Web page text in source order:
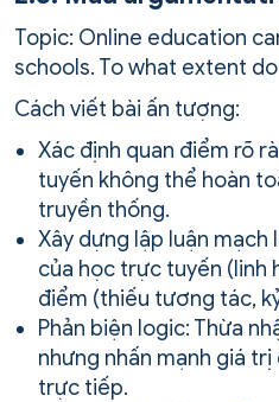
Topic: Online education
schools. To what extent
Cách viết bài ấn tượng:
Xác định quan điểm rõ
tuyến không thể hoàn
truyền thống.
Xây dựng lập luận mạch
của học trực tuyến (linh
điểm (thiếu tương tác,
Phản biện logic: Thừa
nhưng nhấn mạnh giá
trực tiếp.